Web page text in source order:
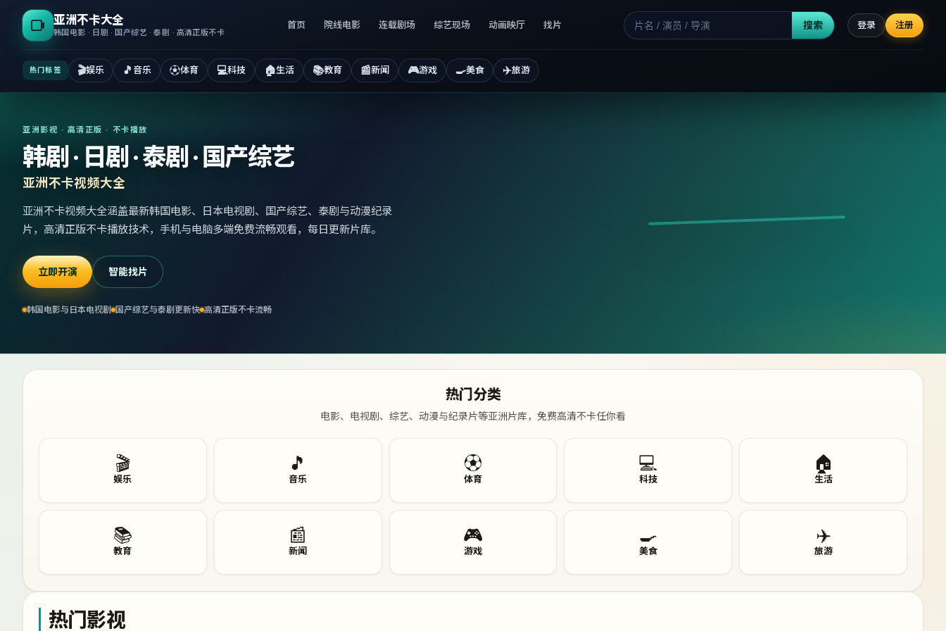
亚洲不卡大全
韩国电影 · 日剧 · 国产综艺 · 泰剧 · 高清正版不卡
首页 院线电影 连载剧场 综艺现场 动画映厅 找片 搜索 登录 注册
热门标签 🎬娱乐 🎵 音乐 ⚽体育 💻科技 🏠生活 📚教育 📰新闻 🎮游戏 🍳美食 ✈️旅游
亚洲影视 · 高清正版 · 不卡播放
韩剧 · 日剧 · 泰剧 · 国产综艺
亚洲不卡视频大全
亚洲不卡视频大全涵盖最新韩国电影、日本电视剧、国产综艺、泰剧与动漫纪录
片，高清正版不卡播放技术，手机与电脑多端免费流畅观看，每日更新片库。
立即开演 智能找片
韩国电影与日本电视剧 国产综艺与泰剧更新快 高清正版不卡流畅
热门分类
电影、电视剧、综艺、动漫与纪录片等亚洲片库，免费高清不卡任你看
🎬
娱乐
🎵
音乐
⚽
体育
💻
科技
🏠
生活
📚
教育
📰
新闻
🎮
游戏
🍳
美食
✈️
旅游
热门影视